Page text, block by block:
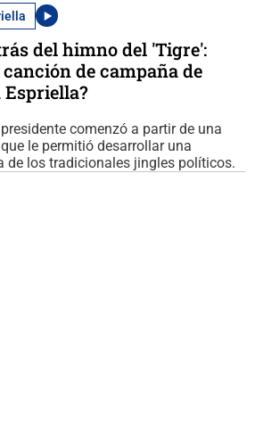
del himno del 'Tigre':
de campaña de
Espriella?
comenzó a partir de una
le permitió desarrollar una
de los tradicionales jingles políticos.